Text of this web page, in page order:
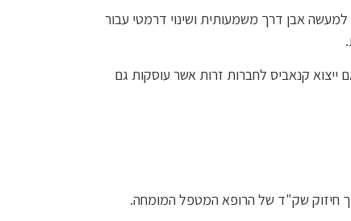
למעשה אבן דרך משמעותית ושינוי דרמטי עבור
תוך מענה על השאלה האם ייצוא קנאביס לחברות זרות אשר עוסקות גם
חיזוק שק"ד של הרופא המטפל המומחה.